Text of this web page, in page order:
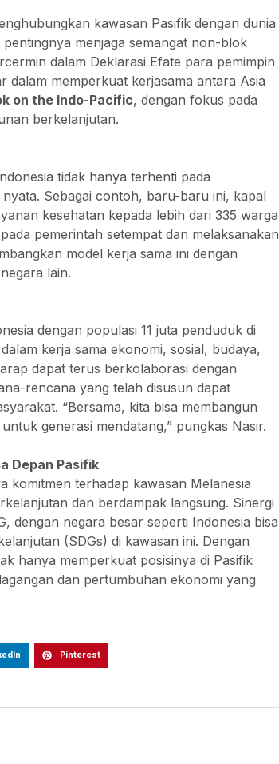
kawasan Pasifik dengan dunia
menjaga semangat non-blok
dalam Deklarasi Efate para pemimpin
dalam memperkuat kerjasama antara Asia
on the Indo-Pacific, dengan fokus pada
berkelanjutan.
tidak hanya terhenti pada
Sebagai contoh, baru-baru ini, kapal
kesehatan kepada lebih dari 335 warga
pemerintah setempat dan melaksanakan
model kerja sama ini dengan
lain.
dengan populasi 11 juta penduduk di
kerja sama ekonomi, sosial, budaya,
dapat terus berkolaborasi dengan
rencana yang telah disusun dapat
“Bersama, kita bisa membangun
generasi mendatang,” pungkas Nasir.
Depan Pasifik
komitmen terhadap kawasan Melanesia
dan berdampak langsung. Sinergi
dengan negara besar seperti Indonesia bisa
(SDGs) di kawasan ini. Dengan
hanya memperkuat posisinya di Pasifik
dan pertumbuhan ekonomi yang
Pinterest